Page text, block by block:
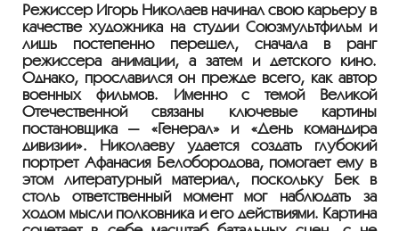
Режиссер Игорь Николаев начинал свою карьеру в
качестве художника на студии Союзмультфильм и
лишь постепенно перешел, сначала в ранг
режиссера анимации, а затем и детского кино.
Однако, прославился он прежде всего, как автор
военных фильмов. Именно с темой Великой
Отечественной связаны ключевые картины
постановщика — «Генерал» и «День командира
дивизии». Николаеву удается создать глубокий
портрет Афанасия Белобородова, помогает ему в
этом литературный материал, поскольку Бек в
столь ответственный момент мог наблюдать за
ходом мысли полковника и его действиями. Картина